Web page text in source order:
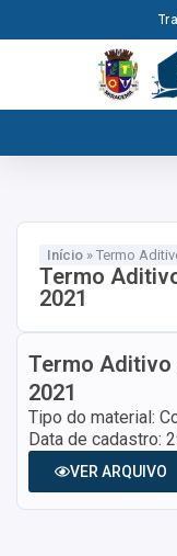
Início » Termo
Termo
2021
Termo Aditivo
2021
Tipo do material:
Data de cadastro:
VER ARQUIVO